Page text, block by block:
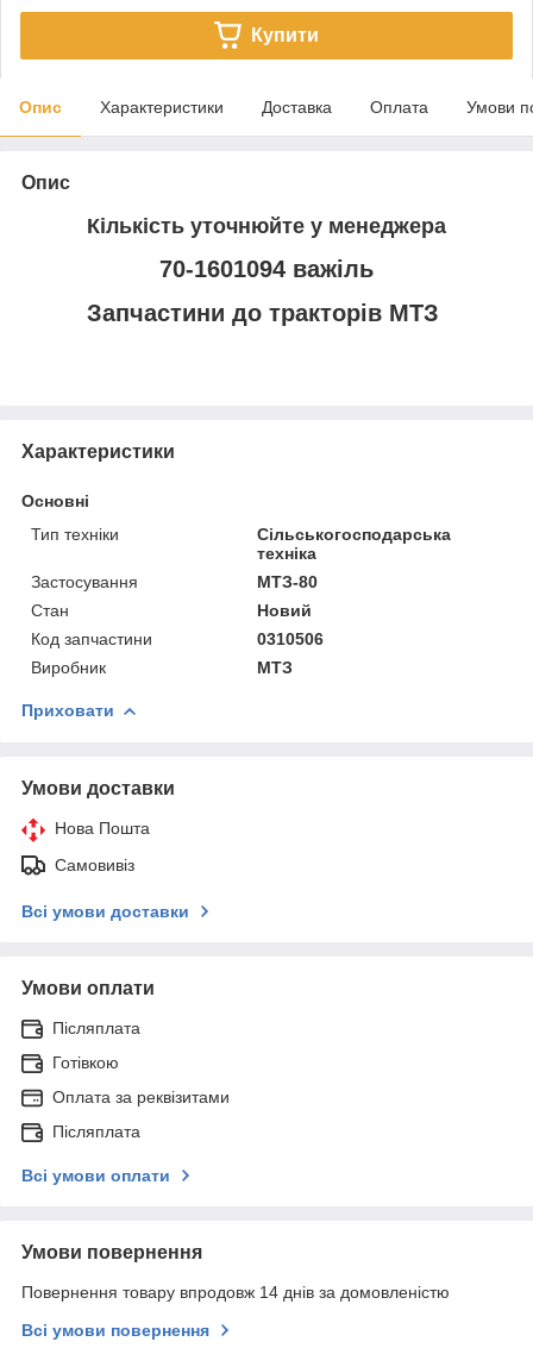
Купити
Опис Характеристики Доставка Оплата Умови
Опис
Кількість уточнюйте у менеджера
70-1601094 важіль
Запчастини до тракторів МТЗ
Характеристики
Основні
Тип техніки
Сільськогосподарська
техніка
Застосування
МТЗ-80
Стан
Новий
Код запчастини
0310506
Виробник
МТЗ
Приховати
Умови доставки
Нова Пошта
Самовивіз
Всі умови доставки
Умови оплати
Післяплата
Готівкою
Оплата за реквізитами
Післяплата
Всі умови оплати
Умови повернення
Повернення товару впродовж 14 днів за домовленістю
Всі умови повернення